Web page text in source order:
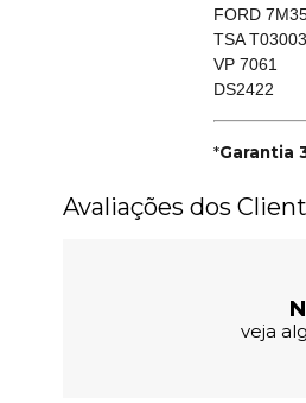
FORD
TSA
VP 7061
DS2422
*Garantia
Avaliações dos
veja